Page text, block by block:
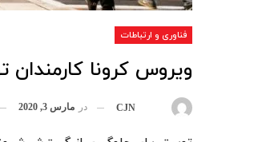
فناوری و ارتباطات
ویروس کرونا کارمندان
CJN در مارس 3, 2020